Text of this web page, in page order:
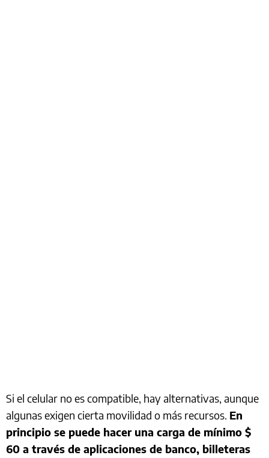
Si el celular no es compatible, hay alternativas, aunque
algunas exigen cierta movilidad o más recursos. En
principio se puede hacer una carga de mínimo $
60 a través de aplicaciones de banco, billeteras